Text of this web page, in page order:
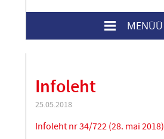
MENÜÜ
Infoleht
25.05.2018
Infoleht nr 34/722 (28. mai 2018)